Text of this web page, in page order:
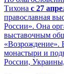
Тихона с 27
православная
России». Она
выставочным
«Возрождение».
монастыри и
России,